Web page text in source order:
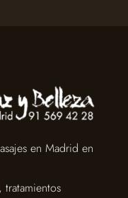
en Madrid en
tratamientos